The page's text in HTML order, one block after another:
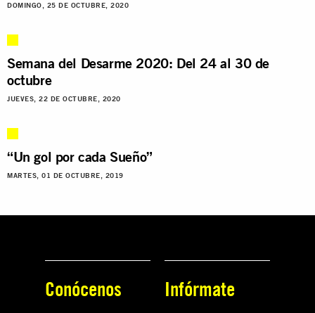
DOMINGO, 25 DE OCTUBRE, 2020
Semana del Desarme 2020: Del 24 al 30 de
octubre
JUEVES, 22 DE OCTUBRE, 2020
“Un gol por cada Sueño”
MARTES, 01 DE OCTUBRE, 2019
Conócenos Infórmate